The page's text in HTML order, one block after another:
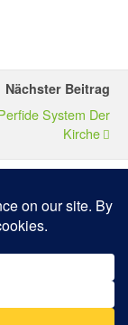
Nächster Beitrag
System Der
Kirche